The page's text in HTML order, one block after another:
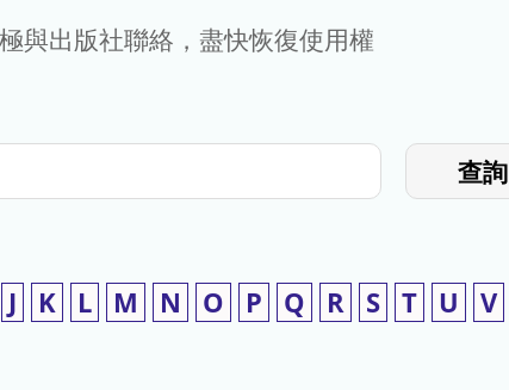
與出版社聯絡，盡快恢復使用權
查詢
J K L M N O P Q R S T U V